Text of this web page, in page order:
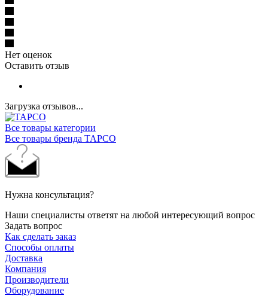
Нет оценок
Оставить отзыв
Загрузка отзывов...
Все товары категории
Все товары бренда TAPCO
Нужна консультация?
Наши специалисты ответят на любой интересующий вопрос
Задать вопрос
Как сделать заказ
Способы оплаты
Доставка
Компания
Производители
Оборудование